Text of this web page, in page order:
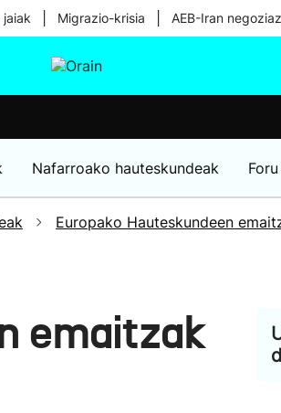
jaiak Migrazio-krisia AEB-Iran
Nafarroako hauteskundeak
Europako Hauteskundeen
emaitzak